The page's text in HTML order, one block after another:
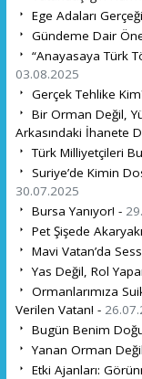
Ege Adaları
Gündeme Dair
“Anayasaya Türk
03.08.2025
Gerçek Tehlike
Bir Orman Değil,
Arkasındaki İhanete
Türk Milliyetçileri
Suriye’de Kimin
30.07.2025
Bursa Yanıyor! -
Pet Şişede
Mavi Vatan’da
Yas Değil, Rol
Ormanlarımıza
Verilen Vatan! -
Bugün Benim
Yanan Orman
Etki Ajanları: